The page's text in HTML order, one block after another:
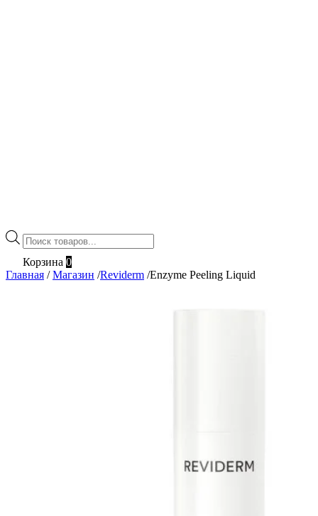
Поиск
товаров
Корзина 0
Главная / Магазин /Reviderm /Enzyme Peeling Liquid